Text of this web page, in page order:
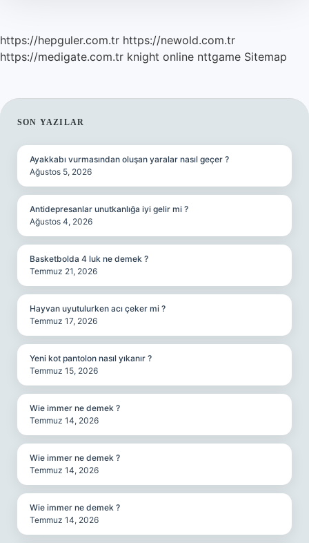
https://hepguler.com.tr https://newold.com.tr
https://medigate.com.tr knight online nttgame Sitemap
SIDEBAR
SON YAZILAR
Ayakkabı vurmasından oluşan yaralar nasıl geçer ?
Ağustos 5, 2026
Antidepresanlar unutkanlığa iyi gelir mi ?
Ağustos 4, 2026
Basketbolda 4 luk ne demek ?
Temmuz 21, 2026
Hayvan uyutulurken acı çeker mi ?
Temmuz 17, 2026
Yeni kot pantolon nasıl yıkanır ?
Temmuz 15, 2026
Wie immer ne demek ?
Temmuz 14, 2026
Wie immer ne demek ?
Temmuz 14, 2026
Wie immer ne demek ?
Temmuz 14, 2026